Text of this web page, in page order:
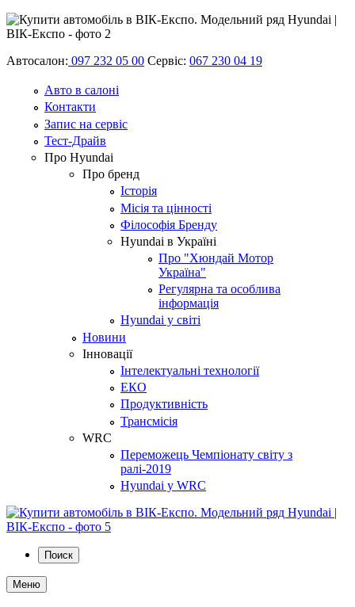
Автосалон: 097 232 05 00 Сервіс: 067 230 04 19
Авто в салоні
Контакти
Запис на сервіс
Тест-Драйв
Про Hyundai
Про бренд
Історія
Місія та цінності
Філософія Бренду
Hyundai в Україні
Про "Хюндай Мотор
Україна"
Регулярна та особлива
інформація
Hyundai у світі
Новини
Інновації
Інтелектуальні технології
ЕКО
Продуктивність
Трансмісія
WRC
Переможець Чемпіонату світу з
ралі-2019
Hyundai у WRC
Поиск
Меню